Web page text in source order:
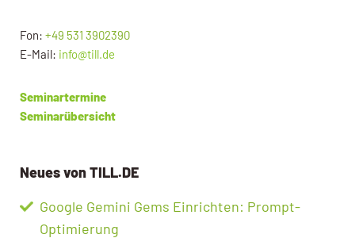
Fon: +49 531 3902390
E-Mail: info@till.de
Seminartermine
Seminarübersicht
Neues von TILL.DE
Google Gemini Gems Einrichten: Prompt-
Optimierung